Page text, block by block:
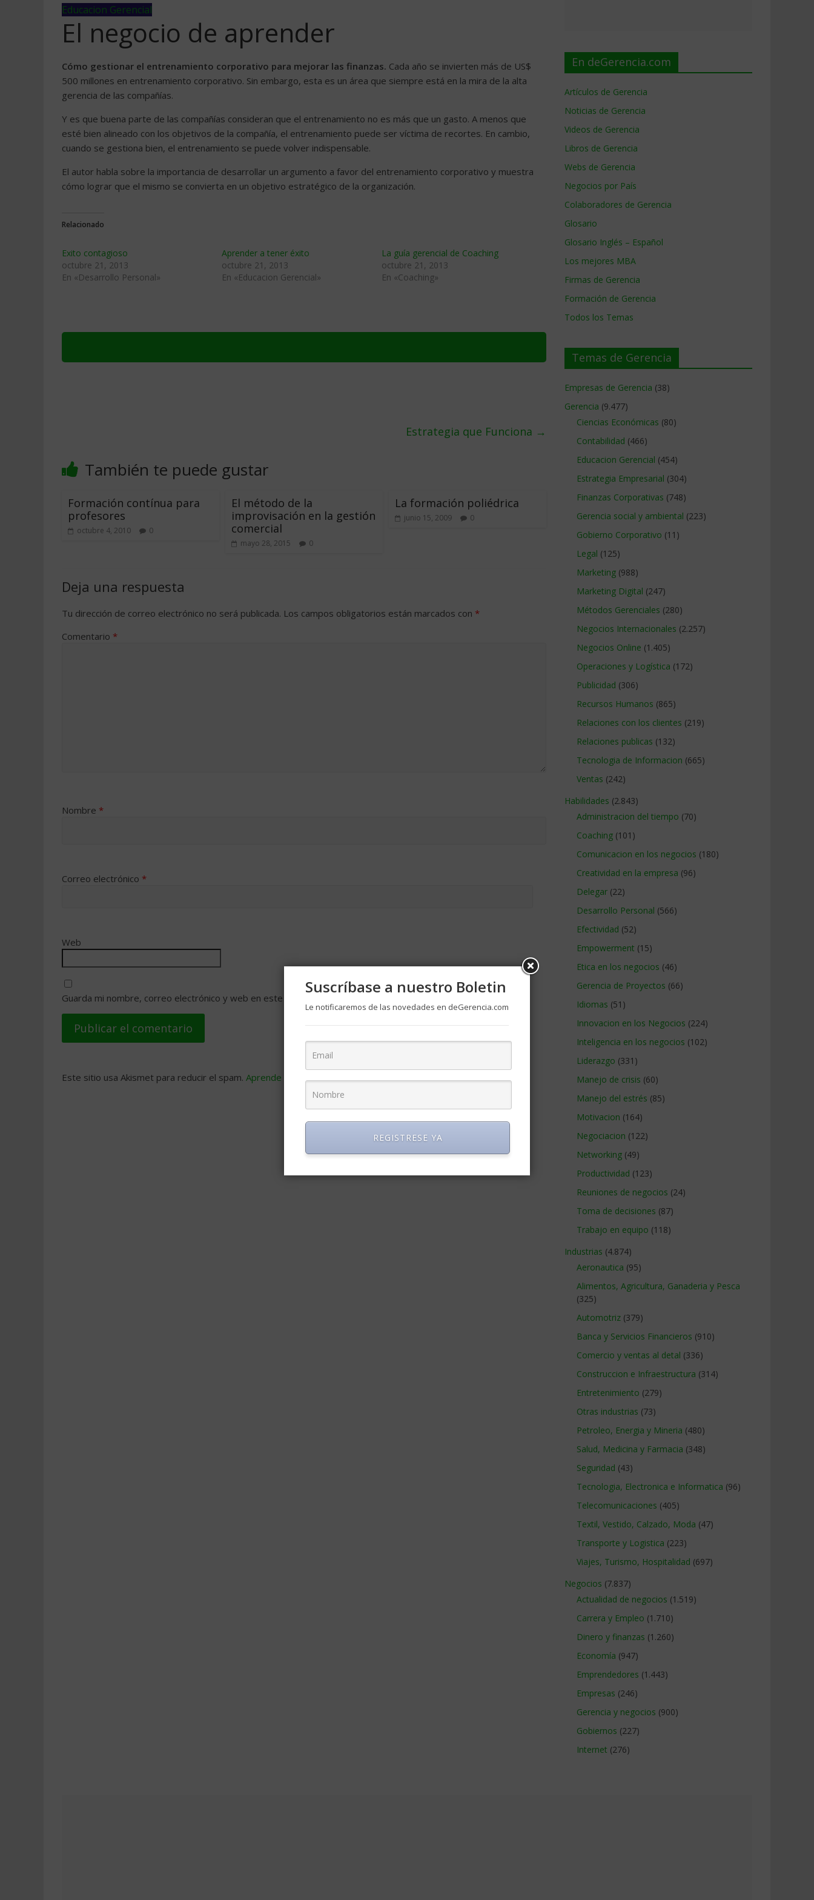
Educacion Gerencial
El negocio de aprender
Cómo gestionar el entrenamiento corporativo para mejorar las finanzas. Cada año se invierten más de US$
500 millones en entrenamiento corporativo. Sin embargo, esta es un área que siempre está en la mira de la alta
gerencia de las compañías.
Y es que buena parte de las compañías consideran que el entrenamiento no es más que un gasto. A menos que
esté bien alineado con los objetivos de la compañía, el entrenamiento puede ser víctima de recortes. En cambio,
cuando se gestiona bien, el entrenamiento se puede volver indispensable.
El autor habla sobre la importancia de desarrollar un argumento a favor del entrenamiento corporativo y muestra
cómo lograr que el mismo se convierta en un objetivo estratégico de la organización.
Relacionado
Exito contagioso
octubre 21, 2013
En «Desarrollo Personal»
Aprender a tener éxito
octubre 21, 2013
En «Educacion Gerencial»
La guía gerencial de Coaching
octubre 21, 2013
En «Coaching»
Estrategia que Funciona →
También te puede gustar
Formación contínua para
profesores
octubre 4, 2010 0
El método de la
improvisación en la gestión
comercial
mayo 28, 2015 0
La formación poliédrica
junio 15, 2009 0
Deja una respuesta
Tu dirección de correo electrónico no será publicada. Los campos obligatorios están marcados con *
Comentario *
Nombre *
Correo electrónico *
Web
Guarda mi nombre, correo electrónico y web en este navegador para la próxima vez que comente.
Este sitio usa Akismet para reducir el spam. Aprende cómo se procesan los datos de tus comentarios.
En deGerencia.com
Artículos de Gerencia
Noticias de Gerencia
Videos de Gerencia
Libros de Gerencia
Webs de Gerencia
Negocios por País
Colaboradores de Gerencia
Glosario
Glosario Inglés – Español
Los mejores MBA
Firmas de Gerencia
Formación de Gerencia
Todos los Temas
Temas de Gerencia
Empresas de Gerencia (38)
Gerencia (9.477)
Ciencias Económicas (80)
Contabilidad (466)
Educacion Gerencial (454)
Estrategia Empresarial (304)
Finanzas Corporativas (748)
Gerencia social y ambiental (223)
Gobierno Corporativo (11)
Legal (125)
Marketing (988)
Marketing Digital (247)
Métodos Gerenciales (280)
Negocios Internacionales (2.257)
Negocios Online (1.405)
Operaciones y Logística (172)
Publicidad (306)
Recursos Humanos (865)
Relaciones con los clientes (219)
Relaciones publicas (132)
Tecnologia de Informacion (665)
Ventas (242)
Habilidades (2.843)
Administracion del tiempo (70)
Coaching (101)
Comunicacion en los negocios (180)
Creatividad en la empresa (96)
Delegar (22)
Desarrollo Personal (566)
Efectividad (52)
Empowerment (15)
Etica en los negocios (46)
Gerencia de Proyectos (66)
Idiomas (51)
Innovacion en los Negocios (224)
Inteligencia en los negocios (102)
Liderazgo (331)
Manejo de crisis (60)
Manejo del estrés (85)
Motivacion (164)
Negociacion (122)
Networking (49)
Productividad (123)
Reuniones de negocios (24)
Toma de decisiones (87)
Trabajo en equipo (118)
Industrias (4.874)
Aeronautica (95)
Alimentos, Agricultura, Ganaderia y Pesca
(325)
Automotriz (379)
Banca y Servicios Financieros (910)
Comercio y ventas al detal (336)
Construccion e Infraestructura (314)
Entretenimiento (279)
Otras industrias (73)
Petroleo, Energia y Mineria (480)
Salud, Medicina y Farmacia (348)
Seguridad (43)
Tecnologia, Electronica e Informatica (96)
Telecomunicaciones (405)
Textil, Vestido, Calzado, Moda (47)
Transporte y Logistica (223)
Viajes, Turismo, Hospitalidad (697)
Negocios (7.837)
Actualidad de negocios (1.519)
Carrera y Empleo (1.710)
Dinero y finanzas (1.260)
Economía (947)
Emprendedores (1.443)
Empresas (246)
Gerencia y negocios (900)
Gobiernos (227)
Internet (276)
Suscríbase a nuestro Boletin
Le notificaremos de las novedades en deGerencia.com
REGISTRESE YA